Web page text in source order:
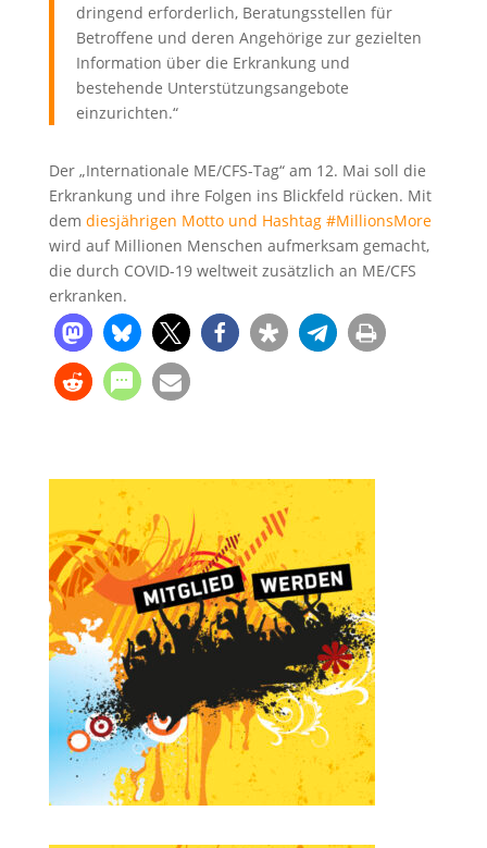
dringend erforderlich, Beratungsstellen für
Betroffene und deren Angehörige zur gezielten
Information über die Erkrankung und
bestehende Unterstützungsangebote
einzurichten.“
Der „Internationale ME/CFS-Tag“ am 12. Mai soll die
Erkrankung und ihre Folgen ins Blickfeld rücken. Mit
dem diesjährigen Motto und Hashtag #MillionsMore
wird auf Millionen Menschen aufmerksam gemacht,
die durch COVID-19 weltweit zusätzlich an ME/CFS
erkranken.